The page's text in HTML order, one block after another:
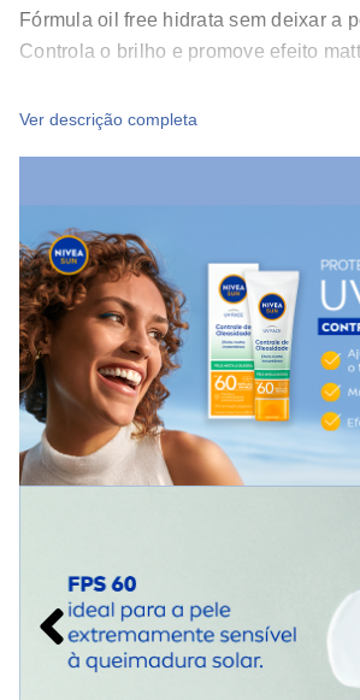
Fórmula oil free hidrata sem deixar a
Controla o brilho e promove efeito
- FPS 50 garante muito alta proteção
- Previne o envelhecimento da pele
- Não deixa a pele oleosa
- Uso diário
Como usar o Protetor Solar
Antes da exposição ao sol, aplicar no
produto a cada 2hrs ou depois de
excessiva ou mergulho na água.
Ver descrição completa